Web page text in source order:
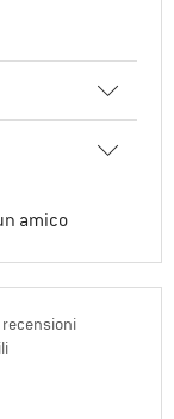
amico
recensioni